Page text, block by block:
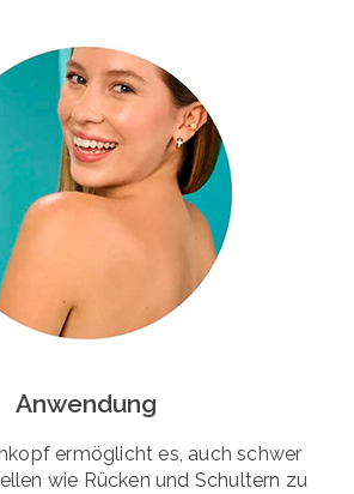
Anwendung
ermöglicht es, auch schwer
wie Rücken und Schultern zu